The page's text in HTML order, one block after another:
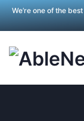
We’re one of the